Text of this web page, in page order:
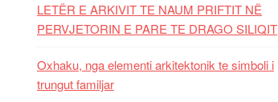
LETËR E ARKIVIT TE NAUM PRIFTIT NË
PERVJETORIN E PARE TE DRAGO SILIQIT
Oxhaku, nga elementi arkitektonik te simboli i
trungut familjar